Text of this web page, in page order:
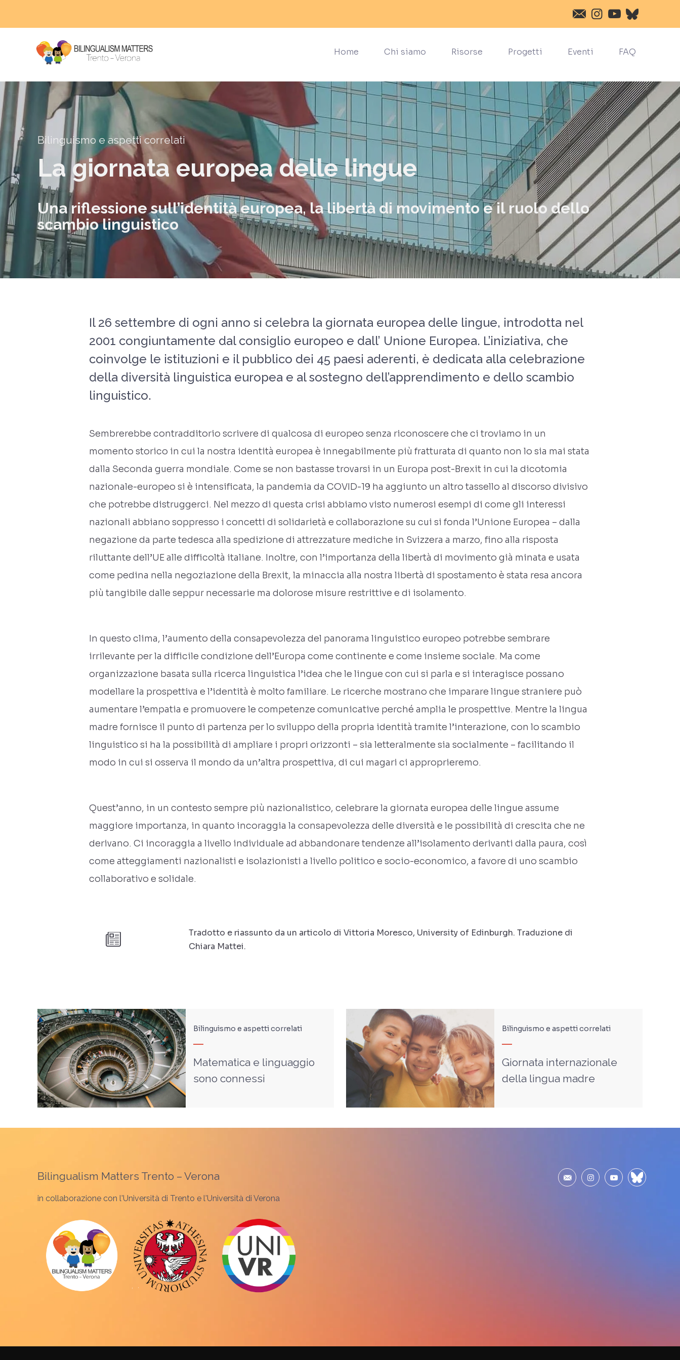
Home Chi siamo Risorse Progetti Eventi FAQ
Bilinguismo e aspetti correlati
La giornata europea delle lingue
Una riflessione sull’identità europea, la libertà di movimento e il ruolo dello
scambio linguistico
Il 26 settembre di ogni anno si celebra la giornata europea delle lingue, introdotta nel
2001 congiuntamente dal consiglio europeo e dall’ Unione Europea. L’iniziativa, che
coinvolge le istituzioni e il pubblico dei 45 paesi aderenti, è dedicata alla celebrazione
della diversità linguistica europea e al sostegno dell’apprendimento e dello scambio
linguistico.
Sembrerebbe contradditorio scrivere di qualcosa di europeo senza riconoscere che ci troviamo in un
momento storico in cui la nostra identità europea è innegabilmente più fratturata di quanto non lo sia mai stata
dalla Seconda guerra mondiale. Come se non bastasse trovarsi in un Europa post-Brexit in cui la dicotomia
nazionale-europeo si è intensificata, la pandemia da COVID-19 ha aggiunto un altro tassello al discorso divisivo
che potrebbe distruggerci. Nel mezzo di questa crisi abbiamo visto numerosi esempi di come gli interessi
nazionali abbiano soppresso i concetti di solidarietà e collaborazione su cui si fonda l’Unione Europea – dalla
negazione da parte tedesca alla spedizione di attrezzature mediche in Svizzera a marzo, fino alla risposta
riluttante dell’UE alle difficoltà italiane. Inoltre, con l’importanza della libertà di movimento già minata e usata
come pedina nella negoziazione della Brexit, la minaccia alla nostra libertà di spostamento è stata resa ancora
più tangibile dalle seppur necessarie ma dolorose misure restrittive e di isolamento.
In questo clima, l’aumento della consapevolezza del panorama linguistico europeo potrebbe sembrare
irrilevante per la difficile condizione dell’Europa come continente e come insieme sociale. Ma come
organizzazione basata sulla ricerca linguistica l’idea che le lingue con cui si parla e si interagisce possano
modellare la prospettiva e l’identità è molto familiare. Le ricerche mostrano che imparare lingue straniere può
aumentare l’empatia e promuovere le competenze comunicative perché amplia le prospettive. Mentre la lingua
madre fornisce il punto di partenza per lo sviluppo della propria identità tramite l’interazione, con lo scambio
linguistico si ha la possibilità di ampliare i propri orizzonti – sia letteralmente sia socialmente – facilitando il
modo in cui si osserva il mondo da un’altra prospettiva, di cui magari ci approprieremo.
Quest’anno, in un contesto sempre più nazionalistico, celebrare la giornata europea delle lingue assume
maggiore importanza, in quanto incoraggia la consapevolezza delle diversità e le possibilità di crescita che ne
derivano. Ci incoraggia a livello individuale ad abbandonare tendenze all’isolamento derivanti dalla paura, così
come atteggiamenti nazionalisti e isolazionisti a livello politico e socio-economico, a favore di uno scambio
collaborativo e solidale.
Tradotto e riassunto da un articolo di Vittoria Moresco, University of Edinburgh. Traduzione di
Chiara Mattei.
Bilinguismo e aspetti correlati
Matematica e linguaggio
sono connessi
Bilinguismo e aspetti correlati
Giornata internazionale
della lingua madre
Bilingualism Matters Trento – Verona
in collaborazione con l'Università di Trento e l'Università di Verona